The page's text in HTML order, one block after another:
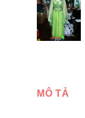
MÔ TẢ